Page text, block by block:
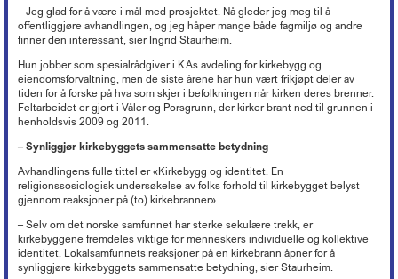
Nyheter om KA
Ferie
Oppfølging av sykefravær
Avvikling av arbeidsforhold
Advarsel
Nedbemanning og omorganisering
Vurdering ved ledig stilling
Seksuell trakassering og overgrep
Varsling
Reglementer
Arbeidsveiledning (ABV)
Boka «Ledelse og organisering i kristne virksomheter»
Nyhetsbrev fra KA Lederakademi
Sentrale særavtaler
Lønnssystem på KA-sektoren
Pensjonsordninger
Samarbeid og medbestemmelse
Tillitsvalgtordninger på KA-sektoren
Opplæring og utvikling (OU)
Lokale forhandlinger
Tariffordliste
Tariff 2022
Tariff 2021
Tariff 2019
Tariff 2018
Tariff 2017
Tariff 2015
Gamle tariffavtaler
Kirkekontrollen 2025
Ordna eiendom
Istandsetting av middelalderkirker i stein
Kirkeinventar
Energi og Enøk
Verktøy for tilstandsanalyse
Orgel
Kirkebygg og identitet
Karttjenester
Nettverk for kirkebyggforvaltere
Døgnåpen beredskapstelefon
Beredskap i egen virksomhet
Innbrudds- og tyverisikring
Verdibergingsplan (restverdiredning)
Håndtering av naturfare
Økonomi +
Trossamfunnslov og kirkeordning
Økonomiforskriften
God kommunal regnskapsskikk
Årsoppgjør, årsregnskap, årsberetning
Intro til merverdiavgift
Merverdiavgift i gravplassforvaltningen
Momskompensasjon
Ti tips - økonomi i kirkelig fellesråd
Avtaler mellom kommunen og kirkelig fellesråd om tjenesteyting
Offentlige anskaffelser
Planarbeid
Svindelforsøk
Organisasjon og forvaltning +
Lokal organisasjonsutvikling
Personvern
Forsikringsordninger for arbeidsgivere
Ansvarsforsikring og ulykkesforsikring
Støtte til deltakelse på yrkesmesse
Støtteordninger for undervisningsansatte
«Stadig bedre»
Mediehåndtering ved begravelser
Digitalisering +
KAs digitaliseringsarbeid
Frivillig digitaliseringsavgift
Gravplass
Kirkebygg
Lønn, personal og regnskap
Brukerforum og brukergrupper
Strømming og kopiering +
Kopiering (Kopinor)
Musikkfremføring (Tono)
Overføring av gudstjenester (strømming)
Digitale musikkrettigheter
Filmvisning i Den norske kirke
Barnehage +
PBL-medlemskap gjennom KA
Krav om eget rettssubjekt
Barnehager og pensjon
Inkluderende arbeidsliv i barnehager
Høringsuttalelser t.o.m. 2016
Nettbutikk
– Jeg glad for å være i mål med prosjektet. Nå gleder jeg meg til å
offentliggjøre avhandlingen, og jeg håper mange både fagmiljø og andre
finner den interessant, sier Ingrid Staurheim.
Hun jobber som spesialrådgiver i KAs avdeling for kirkebygg og
eiendomsforvaltning, men de siste årene har hun vært frikjøpt deler av
tiden for å forske på hva som skjer i befolkningen når kirken deres brenner.
Feltarbeidet er gjort i Våler og Porsgrunn, der kirker brant ned til grunnen i
henholdsvis 2009 og 2011.
– Synliggjør kirkebyggets sammensatte betydning
Avhandlingens fulle tittel er «Kirkebygg og identitet. En
religionssosiologisk undersøkelse av folks forhold til kirkebygget belyst
gjennom reaksjoner på (to) kirkebranner».
– Selv om det norske samfunnet har sterke sekulære trekk, er
kirkebyggene fremdeles viktige for menneskers individuelle og kollektive
identitet. Lokalsamfunnets reaksjoner på en kirkebrann åpner for å
synliggjøre kirkebyggets sammensatte betydning, sier Staurheim.